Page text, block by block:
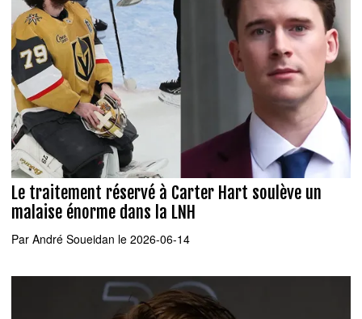
Le traitement réservé à Carter Hart soulève un
malaise énorme dans la LNH
Par André Soueidan le 2026-06-14